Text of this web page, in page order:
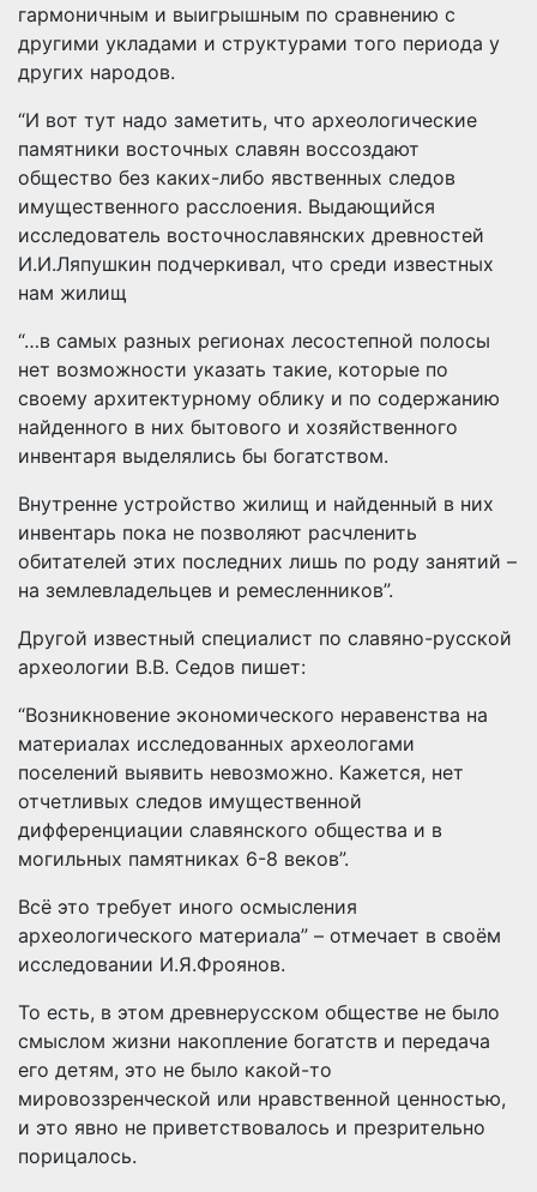
гармоничным и выигрышным по сравнению с
другими укладами и структурами того периода у
других народов.
“И вот тут надо заметить, что археологические
памятники восточных славян воссоздают
общество без каких-либо явственных следов
имущественного расслоения. Выдающийся
исследователь восточнославянских древностей
И.И.Ляпушкин подчеркивал, что среди известных
нам жилищ
“…в самых разных регионах лесостепной полосы
нет возможности указать такие, которые по
своему архитектурному облику и по содержанию
найденного в них бытового и хозяйственного
инвентаря выделялись бы богатством.
Внутренне устройство жилищ и найденный в них
инвентарь пока не позволяют расчленить
обитателей этих последних лишь по роду занятий –
на землевладельцев и ремесленников”.
Другой известный специалист по славяно-русской
археологии В.В. Седов пишет:
“Возникновение экономического неравенства на
материалах исследованных археологами
поселений выявить невозможно. Кажется, нет
отчетливых следов имущественной
дифференциации славянского общества и в
могильных памятниках 6-8 веков”.
Всё это требует иного осмысления
археологического материала” – отмечает в своём
исследовании И.Я.Фроянов.
То есть, в этом древнерусском обществе не было
смыслом жизни накопление богатств и передача
его детям, это не было какой-то
мировоззренческой или нравственной ценностью,
и это явно не приветствовалось и презрительно
порицалось.